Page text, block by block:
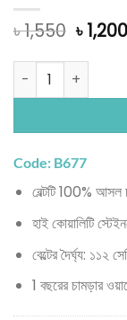
৳1,550
price
was:
৳ 1,550.
৳1,200
B677 ORAS
Code: B677
বেল্টটি 100% আসল
হাই কোয়ালিটি
বেল্টের দৈর্ঘ্য: ১১২
1 বছরের চামড়ার